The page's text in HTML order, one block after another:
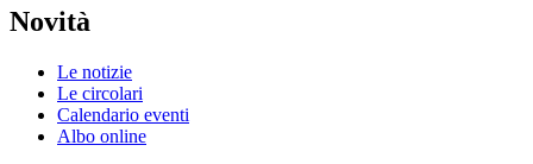
Novità
Le notizie
Le circolari
Calendario eventi
Albo online